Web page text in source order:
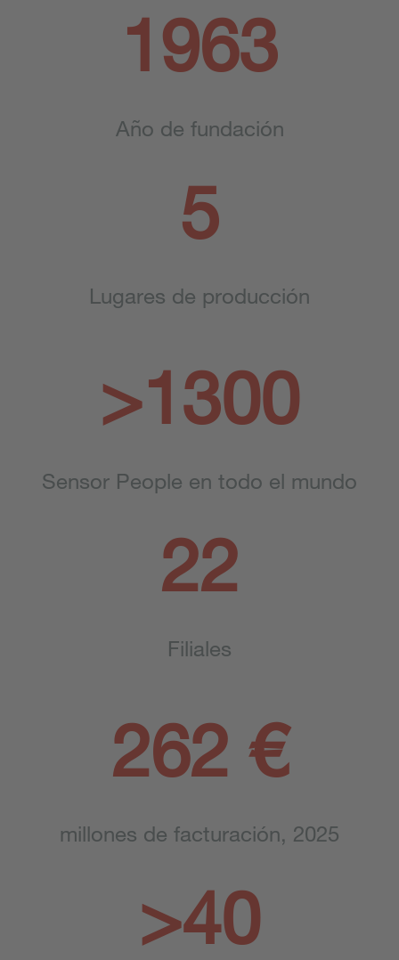
1963
Año de fundación
5
Lugares de producción
>1300
Sensor People en todo el mundo
22
Filiales
262 €
millones de facturación, 2025
>40